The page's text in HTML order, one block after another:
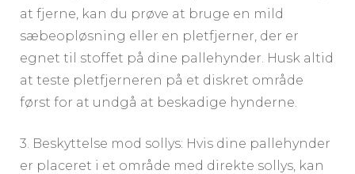
at fjerne, kan du prøve at bruge en mild
sæbeopløsning eller en pletfjerner, der er
egnet til stoffet på dine pallehynder. Husk altid
at teste pletfjerneren på et diskret område
først for at undgå at beskadige hynderne.
3. Beskyttelse mod sollys: Hvis dine pallehynder
er placeret i et område med direkte sollys, kan